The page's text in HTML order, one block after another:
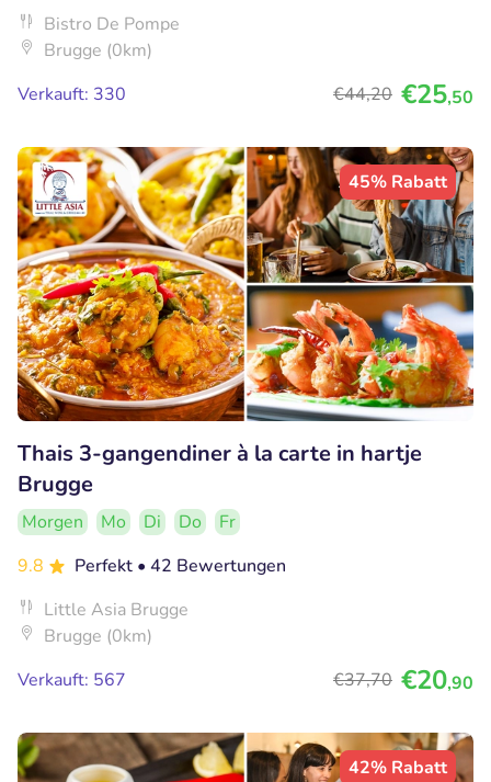
Bistro De Pompe
Brugge (0km)
Verkauft: 330
€44,20 €25,50
45% Rabatt
Thais 3-gangendiner à la carte in hartje
Brugge
Morgen Mo Di Do
Fr
9.8
Perfekt • 42 Bewertungen
Little Asia Brugge
Brugge (0km)
Verkauft: 567
€37,70 €20,90
42% Rabatt